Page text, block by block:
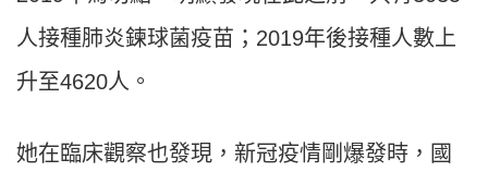
人接種肺炎鍊球菌疫苗；2019年後接種人數上
升至4620人。
她在臨床觀察也發現，新冠疫情剛爆發時，國